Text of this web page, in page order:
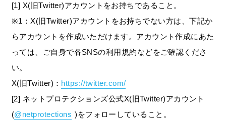
[1] X(旧Twitter)アカウントをお持ちであること。
※1：X(旧Twitter)アカウントをお持ちでない方は、下記か
らアカウントを作成いただけます。アカウント作成にあた
っては、ご自身で各SNSの利用規約などをご確認くださ
い。
X(旧Twitter)： https://twitter.com/
[2] ネットプロテクションズ公式X(旧Twitter)アカウント
(@netprotections )をフォローしていること。